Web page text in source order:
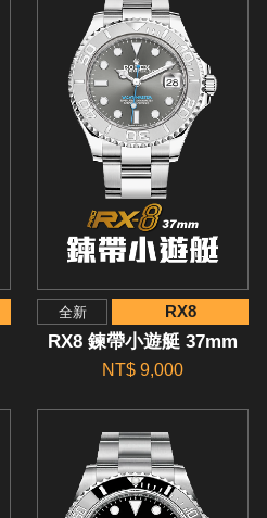
全新 RX8
RX8 鍊帶小遊艇 37mm
NT$ 9,000